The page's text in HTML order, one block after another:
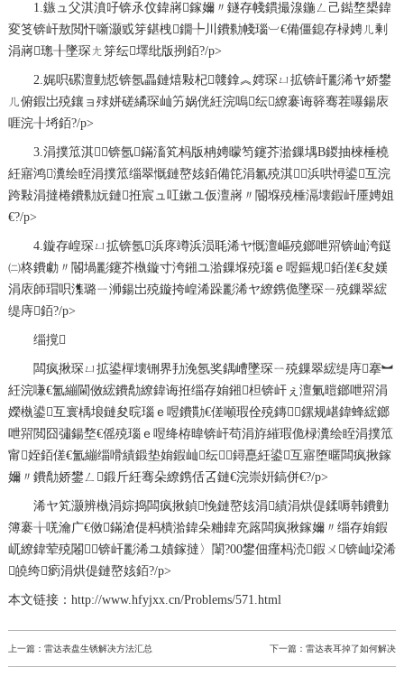
1.鏃ュ父淇濆吇锛氶伩鍏嶈鎵嬭〃鐩存帴鏆撮湶鍦ㄥ己鐑堥槼鍏
変笅锛屽敖閲忓噺灏戜笌鍖栧鐗╄川鐨勬帴瑙︺€備僵鎴存椂娉ㄦ剰
涓嶈璁╂墜琛ㄤ笌纭墿纰版挒銆?/p>
2.娓呮磥澶勭悊锛氬畾鏈熺敤杞竷鎿︽嫮琛ㄩ拡锛屽彲浠ヤ娇鐢
ㄦ俯鍜岀殑鑲ョ殏姘磋繘琛屾竻娲侊紝浣嗚纭繚褰诲簳骞茬嚗鍚庡
啀浣╂埓銆?/p>
3.涓撲笟淇锛氬鏋滀笂杩版柟娉曚笉鑳芥湁鏁堣В鍐抽棶棰橈
紝寤鸿瀵绘眰涓撲笟缁翠慨鏈嶅姟銆備笓涓氱殑淇浜哄憳鍙互浣
跨敤涓撻棬鐨勬妧鏈拰宸ュ叿鏉ユ仮澶嶈〃閽堢殑棰滆壊鍜屽厜娉姐
€?/p>
4.鏇存崲琛ㄩ拡锛氬浜庝竴浜涢毦浠ヤ慨澶嶇殑鎯呭喌锛屾洿鎹
㈡柊鐨勮〃閽堝彲鑳芥槸鏇寸洿鎺ユ湁鏁堢殑瑙ｅ喅鏂规銆傞€夋嫨
涓庡師瑁呮潗璐ㄧ浉鍚岀殑鏇挎崲浠跺彲浠ヤ繚鎸佹墜琛ㄧ殑鏁翠綋
缇庤銆?/p>
缁撹
闆疯揪琛ㄩ拡鍙樿壊铏界劧浼氬奖鍝嶆墜琛ㄧ殑鏁翠綋缇庤搴︼
紝浣嗛€氳繃閫傚綋鐨勪繚鍏诲拰缁存姢鎺柦锛屽ぇ澶氭暟鎯呭喌涓
嬫槸鍙互寰楀埌鏈夋晥瑙ｅ喅鐨勩€傞噸瑕佺殑鏄鏍规嵁鍏蜂綋鎯
呭喌閲囧彇鍚堥€傜殑瑙ｅ喅绛栫暐锛屽苟涓斿繀瑕佹椂瀵绘眰涓撲笟
甯姪銆傞€氳繃缁嗗績鍛垫姢鍜屾纭鐞嗭紝鍙互寤堕暱闆疯揪鎵
嬭〃鐨勪娇鐢ㄥ鍛斤紝骞朵繚鎸佸叾鏈€浣崇姸鎬併€?/p>
浠ヤ笂灏辨槸涓婃捣闆疯揪鍞悗鏈嶅姟涓績涓烘偍鍒嗕韩鐨勭
簿褰╁唴瀹广€傚鏋滄偍杩樻湁鍏朵粬鍏充簬闆疯揪鎵嬭〃缁存姢鍜
屼繚鍏荤殑闂锛屽彲浠ユ嫧鎵撻〉闈?00鐢佃瘽杩涜鍜ㄨ锛屾垜浠
皢绔瘹涓烘偍鏈嶅姟銆?/p>
本文链接：http://www.hfyjxx.cn/Problems/571.html
上一篇： 雷达表盘生锈解决方法汇总 下一篇：雷达表耳掉了如何解决